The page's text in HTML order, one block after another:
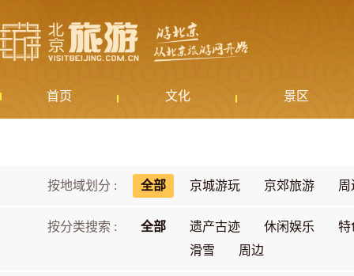
首页 文化 景区
按地域划分 : 全部 京城游玩 京郊旅游 周
按分类搜索 : 全部 遗产古迹 休闲娱乐
特
滑雪
周边